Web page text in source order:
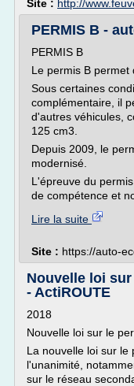
Site : http://
PERMIS B -
PERMIS B
Le permis B permet
Sous certaines
complémentaire, il
d'autres véhicules,
125 cm3.
Depuis 2009, le
modernisé.
L'épreuve du
de compétence et
Lire la suite
Site : https://auto-
Nouvelle loi
- ActiROUTE
2018
Nouvelle loi sur le
La nouvelle loi sur le
l'unanimité,
sur le réseau